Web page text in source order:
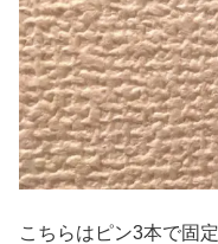
こちらはピン3本で固